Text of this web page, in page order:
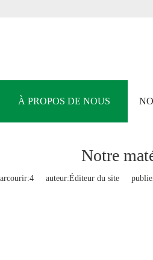
À PROPOS DE NOUS
Notre
4auteur:Éditeur du site